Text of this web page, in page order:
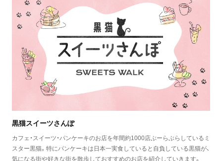
黒猫スイーツさんぽ
カフェ・スイーツ・パンケーキのお店を年間約1000店ぶーらぶらしているミ
スター黒猫。特にパンケーキは日本一実食していると自負している黒猫が、
気になる街や好きな街を散歩しておすすめのお店を紹介していきます。